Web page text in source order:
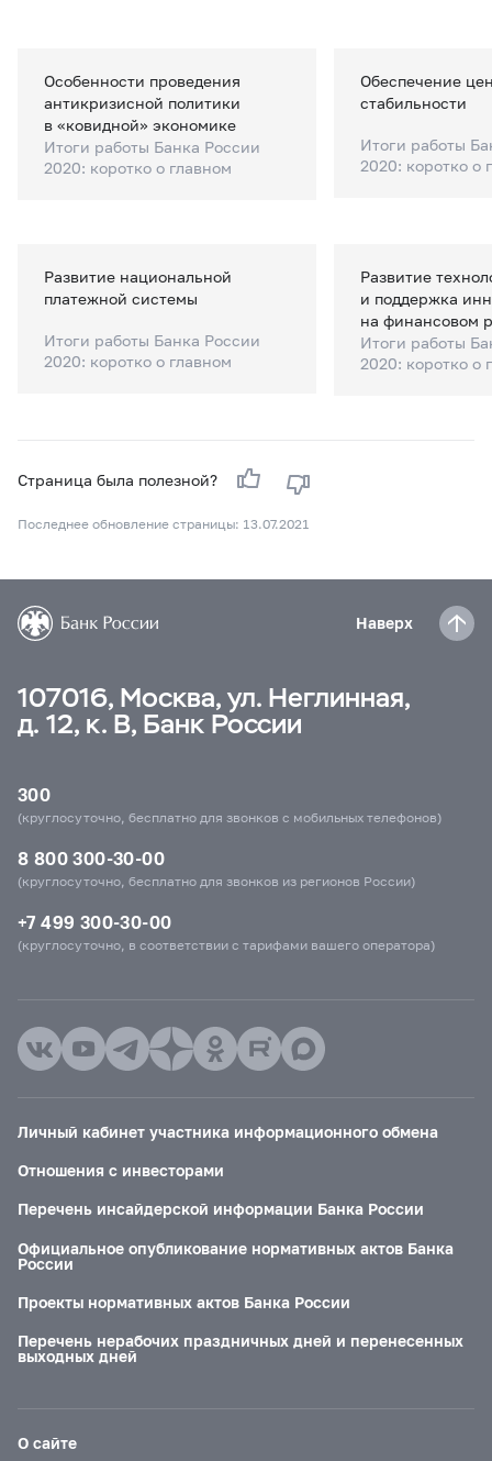
Особенности проведения
антикризисной политики
в «ковидной» экономике
Итоги работы Банка России
2020: коротко о главном
Обеспечение
стабильности
Итоги работы
2020: коротко о
Развитие национальной
платежной системы
Итоги работы Банка России
2020: коротко о главном
Развитие
и поддержка
на финансовом
Итоги работы
2020: коротко о
Страница была полезной?
Последнее обновление страницы: 13.07.2021
Наверх
107016, Москва, ул. Неглинная,
д. 12, к. В, Банк России
300
(круглосуточно, бесплатно для звонков с мобильных телефонов)
8 800 300-30-00
(круглосуточно, бесплатно для звонков из регионов России)
+7 499 300-30-00
(круглосуточно, в соответствии с тарифами вашего оператора)
Личный кабинет участника информационного обмена
Отношения с инвесторами
Перечень инсайдерской информации Банка России
Официальное опубликование нормативных актов Банка
России
Проекты нормативных актов Банка России
Перечень нерабочих праздничных дней и перенесенных
выходных дней
О сайте